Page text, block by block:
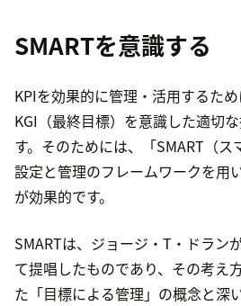
SMARTを意識する
KPIを効果的に管理・活用するた
KGI（最終目標）を意識した適切
す。そのためには、「SMART（
設定と管理のフレームワークを用
が効果的です。
SMARTは、ジョージ・T・ドラン
て提唱したものであり、その考え
た「目標による管理」の概念と深